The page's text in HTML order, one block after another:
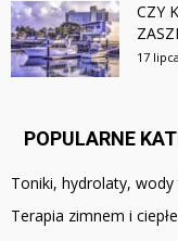
CZY
17
POPULARNE
Toniki, hydrolaty,
Terapia zimnem i